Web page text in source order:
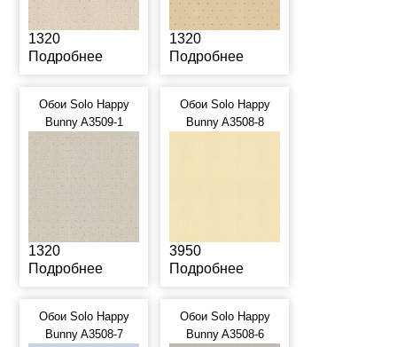
1320
Подробнее
1320
Подробнее
Обои Solo Happy
Bunny A3509-1
1320
Подробнее
Обои Solo Happy
Bunny A3508-8
3950
Подробнее
Обои Solo Happy
Bunny A3508-7
Обои Solo Happy
Bunny A3508-6